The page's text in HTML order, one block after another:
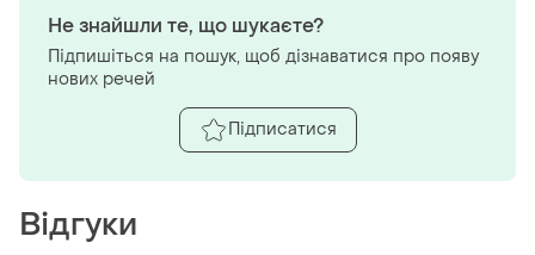
Відгуки
Не знайшли те, що шукаєте?
Підпишіться на пошук, щоб дізнаватися про появу
нових речей
Підписатися